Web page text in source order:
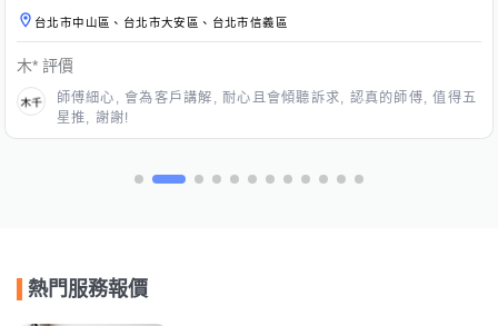
台北市中山區、台北市大安區、台北市信義區
木* 評價
師傅細心, 會為客戶講解, 耐心且會傾聽訴求, 認真的師傅, 值得五
星推, 謝謝!
熱門服務報價